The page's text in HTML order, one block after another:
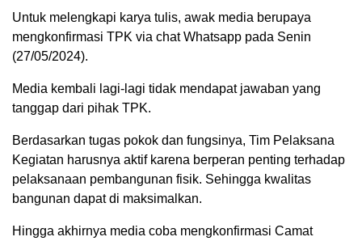
Untuk melengkapi karya tulis, awak media berupaya
mengkonfirmasi TPK via chat Whatsapp pada Senin
(27/05/2024).
Media kembali lagi-lagi tidak mendapat jawaban yang
tanggap dari pihak TPK.
Berdasarkan tugas pokok dan fungsinya, Tim Pelaksana
Kegiatan harusnya aktif karena berperan penting terhadap
pelaksanaan pembangunan fisik. Sehingga kwalitas
bangunan dapat di maksimalkan.
Hingga akhirnya media coba mengkonfirmasi Camat